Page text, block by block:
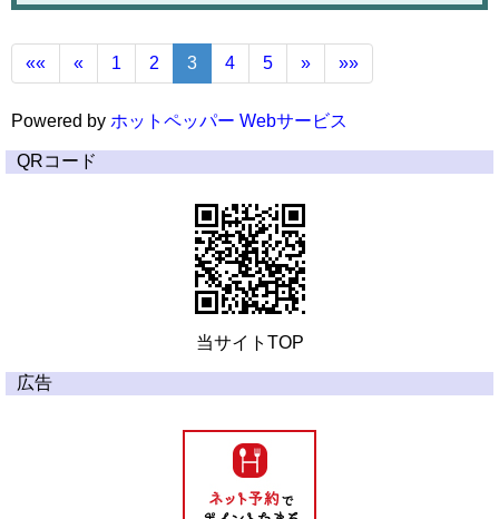
«« « 1 2 3 4 5 » »»
Powered by ホットペッパー Webサービス
QRコード
当サイトTOP
広告